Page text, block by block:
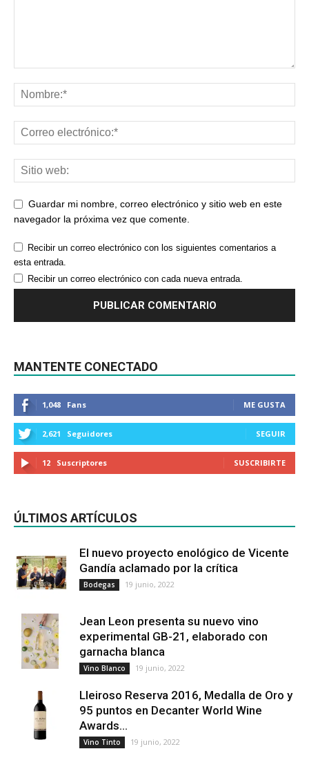
Guardar mi nombre, correo electrónico y sitio web en este
navegador la próxima vez que comente.
Recibir un correo electrónico con los siguientes comentarios a
esta entrada.
Recibir un correo electrónico con cada nueva entrada.
MANTENTE CONECTADO
1,048 Fans ME GUSTA
2,621 Seguidores SEGUIR
12 Suscriptores SUSCRIBIRTE
ÚLTIMOS ARTÍCULOS
El nuevo proyecto enológico de Vicente
Gandía aclamado por la crítica
Bodegas 19 junio, 2022
Jean Leon presenta su nuevo vino
experimental GB-21, elaborado con
garnacha blanca
Vino Blanco 19 junio, 2022
Lleiroso Reserva 2016, Medalla de Oro y
95 puntos en Decanter World Wine
Awards...
Vino Tinto 19 junio, 2022